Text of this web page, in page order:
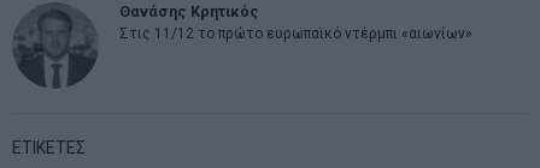
Θανάσης Κρητικός
Στις 11/12 το πρώτο ευρωπαϊκό ντέρμπι «αιωνίων»
ΕΤΙΚΕΤΕΣ